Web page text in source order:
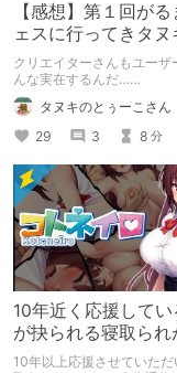
【感想】第１回がる
ェスに行ってきタヌ
【レポ】
クリエイターさんもユーザ
んな実在するんだ……
タヌキのとぅーこさん
29
3 8 分
10年近く応援して
が抉られる寝取られ
めるサークル
10年以上応援させていた